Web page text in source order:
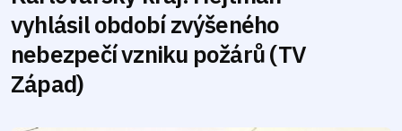
vyhlásil období zvýšeného
nebezpečí vzniku požárů (TV
Západ)